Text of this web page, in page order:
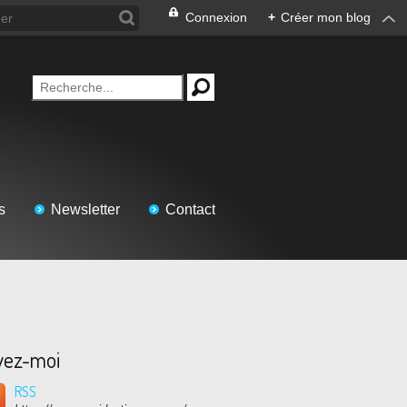
Connexion + Créer mon blog
Newsletter Contact
moi
RSS